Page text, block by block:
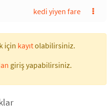
kedi yiyen fare
için kayıtolabilirsiniz.
giriş yapabilirsiniz.